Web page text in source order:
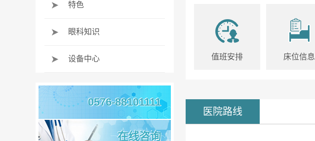
特色
眼科知识
设备中心
0576-88101111
在线咨询
值班安排 床位信息
医院路线